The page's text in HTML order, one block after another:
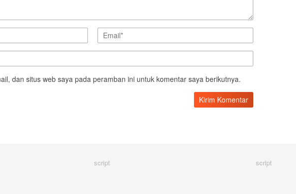
dan situs web saya pada peramban ini untuk komentar saya berikutnya.
script script